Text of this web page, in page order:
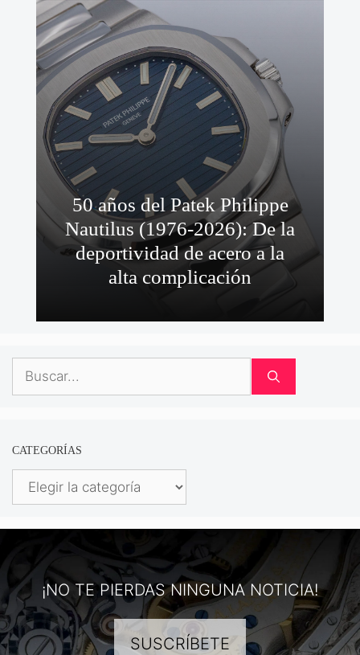
50 años del Patek Philippe
Nautilus (1976-2026): De la
deportividad de acero a la
alta complicación
Buscar:
CATEGORÍAS
Categorías
¡NO TE PIERDAS NINGUNA NOTICIA!
SUSCRÍBETE